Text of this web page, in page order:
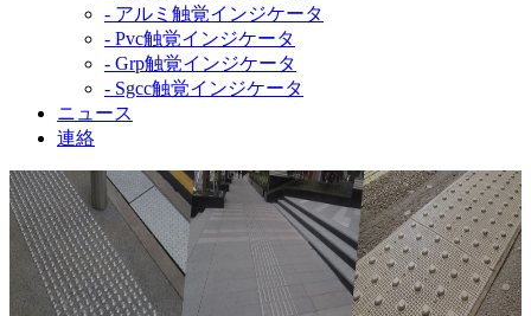
- アルミ触覚インジケータ
- Pvc触覚インジケータ
- Grp触覚インジケータ
- Sgcc触覚インジケータ
ニュース
連絡